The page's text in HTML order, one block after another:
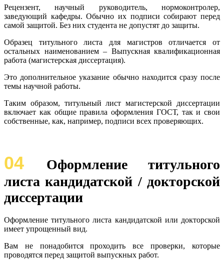
Рецензент, научный руководитель, нормоконтролер,
заведующий кафедры. Обычно их подписи собирают перед
самой защитой. Без них студента не допустят до защиты.
Образец титульного листа для магистров отличается от
остальных наименованием – Выпускная квалификационная
работа (магистерская диссертация).
Это дополнительное указание обычно находится сразу после
темы научной работы.
Таким образом, титульный лист магистерской диссертации
включает как общие правила оформления ГОСТ, так и свои
собственные, как, например, подписи всех проверяющих.
04
Оформление титульного
листа кандидатской / докторской
диссертации
Оформление титульного листа кандидатской или докторской
имеет упрощенный вид.
Вам не понадобится проходить все проверки, которые
проводятся перед защитой выпускных работ.